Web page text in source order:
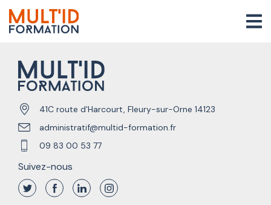
41C route d'Harcourt, Fleury-sur-Orne 14123
administratif@multid-formation.fr
09 83 00 53 77
Suivez-nous